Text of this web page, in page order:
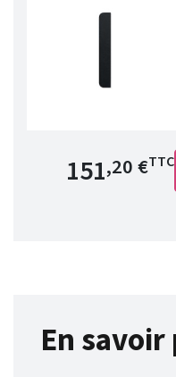
Prix de base
151,20 €TTC
En savoir